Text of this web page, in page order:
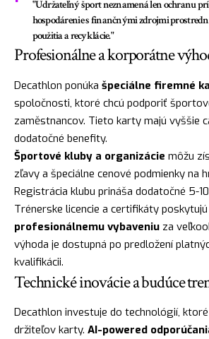
"Udržateľný šport neznamená len ochranu
hospodárenie s finančnými zdrojmi
použitia a recyklácie."
Profesionálne a korporátne
Decathlon ponúka špeciálne firemné
spoločnosti, ktoré chcú podporiť
zaměstnancov. Tieto karty majú vyššie
dodatočné benefity.
Športové kluby a organizácie môžu
zľavy a špeciálne cenové podmienky na
Registrácia klubu prináša dodatočné 5-
Trénerske licencie a certifikáty poskytujú
profesionálnemu vybaveniu za
výhoda je dostupná po predložení
kvalifikácii.
Technické inovácie a budúce
Decathlon investuje do technológií,
držiteľov karty. AI-powered